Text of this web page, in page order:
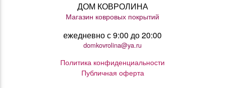
ДОМ КОВРОЛИНА
Магазин ковровых покрытий
ежедневно с 9:00 до 20:00
domkovrolina@ya.ru
Политика конфиденциальности
Публичная оферта